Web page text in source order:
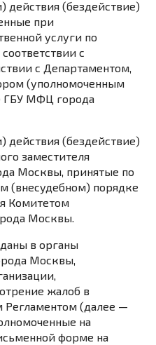
(бездействие)
при
услуги по
с
с Департаментом,
(уполномоченным
ГБУ МФЦ города
(бездействие)
заместителя
Москвы, принятые по
(внесудебном) порядке
Комитетом
Москвы.
в органы
Москвы,
жалоб в
Регламентом (далее —
на
форме на